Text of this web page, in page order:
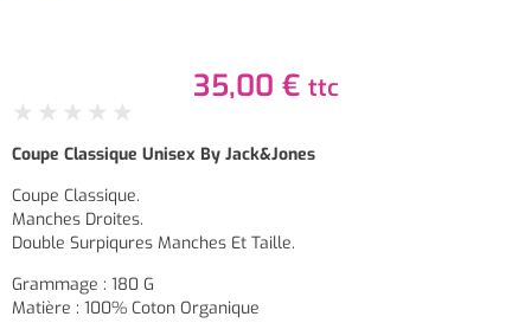
35,00 € ttc
★ ★ ★ ★ ★
Coupe Classique Unisex By Jack&Jones
Coupe Classique.
Manches Droites.
Double Surpiqures Manches Et Taille.
Grammage : 180 G
Matière : 100% Coton Organique